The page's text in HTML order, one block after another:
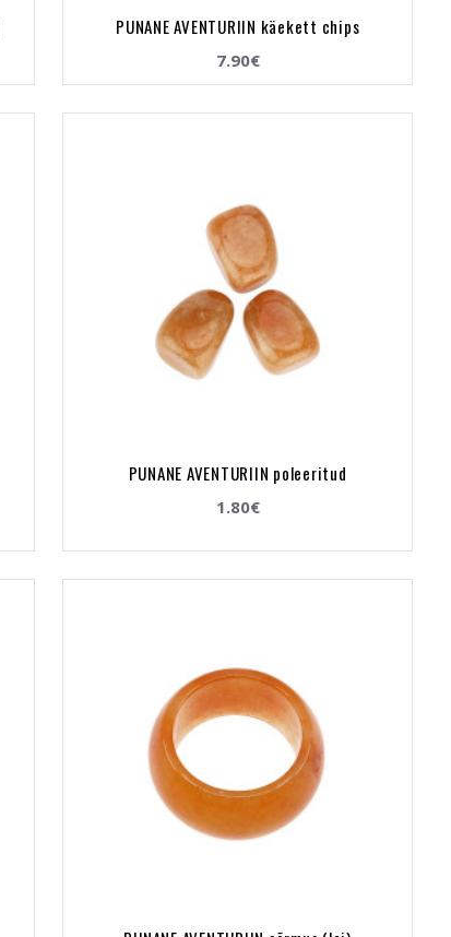
PUNANE AVENTURIIN käekett chips
7.90€
PUNANE AVENTURIIN poleeritud
1.80€